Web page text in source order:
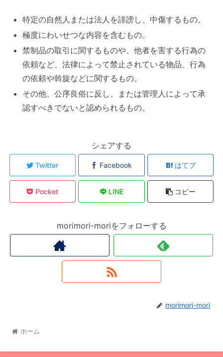
特定の自然人または法人を誹謗し、中傷するもの。
極度にわいせつな内容を含むもの。
禁制品の取引に関するものや、他者を害する行為の
依頼など、法律によって禁止されている物品、行為
の依頼や斡旋などに関するもの。
その他、公序良俗に反し、または管理人によって承
認すべきでないと認められるもの。
シェアする
Twitter Facebook はてブ
Pocket LINE コピー
morimori-moriをフォローする
morimori-mori
ホーム